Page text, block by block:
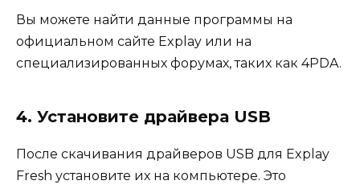
Вы можете найти данные программы на
официальном сайте Explay или на
специализированных форумах, таких как 4PDA.
4. Установите драйвера USB
После скачивания драйверов USB для Explay
Fresh установите их на компьютере. Это